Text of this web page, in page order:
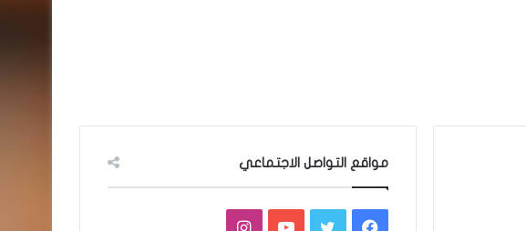
مواقع التواصل الاجتماعي
فيسبوكتويتر يوتيوبانستقرام